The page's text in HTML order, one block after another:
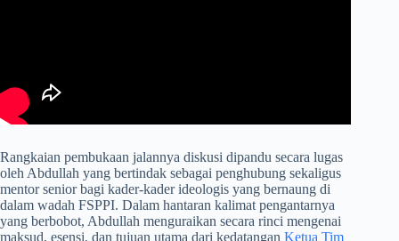
​Rangkaian pembukaan jalannya diskusi dipandu secara lugas
oleh Abdullah yang bertindak sebagai penghubung sekaligus
mentor senior bagi kader-kader ideologis yang bernaung di
dalam wadah FSPPI. Dalam hantaran kalimat pengantarnya
yang berbobot, Abdullah menguraikan secara rinci mengenai
maksud, esensi, dan tujuan utama dari kedatangan Ketua Tim